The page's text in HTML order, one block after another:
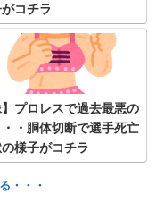
コチラ
】プロレスで過去最悪の
・胴体切断で選手死亡
様子がコチラ
・・・